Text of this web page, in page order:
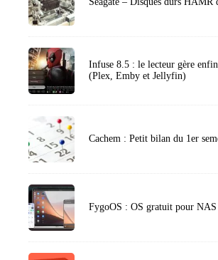
Infuse 8.5 : le lecteur gère
(Plex, Emby et Jellyfin)
Cachem : Petit bilan du 1er
FygoOS : OS gratuit pour